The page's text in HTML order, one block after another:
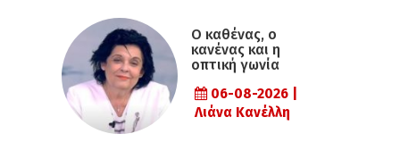
Ο καθένας, ο
κανένας και η
οπτική γωνία
06-08-2026 |
Λιάνα Κανέλλη